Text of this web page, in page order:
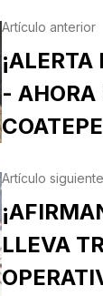
Artículo anterior
¡ALERTA
- AHORA
Artículo siguiente
LLEVA